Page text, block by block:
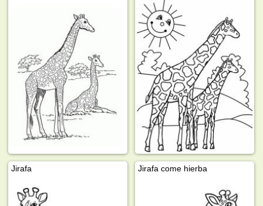
Jirafa Jirafa come hierba